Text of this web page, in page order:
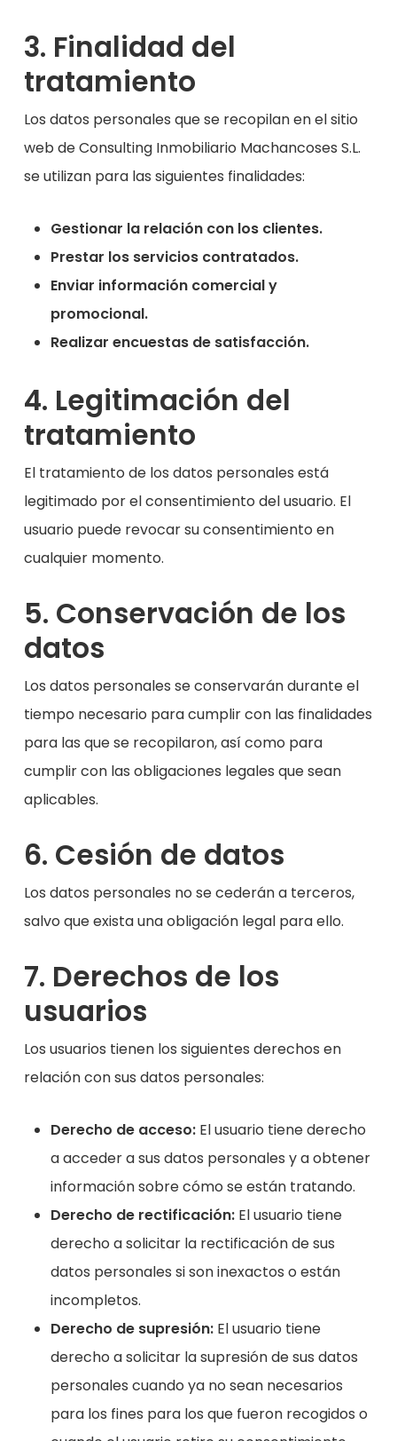
3. Finalidad del
tratamiento
Los datos personales que se recopilan en el sitio
web de Consulting Inmobiliario Machancoses S.L.
se utilizan para las siguientes finalidades:
Gestionar la relación con los clientes.
Prestar los servicios contratados.
Enviar información comercial y
promocional.
Realizar encuestas de satisfacción.
4. Legitimación del
tratamiento
El tratamiento de los datos personales está
legitimado por el consentimiento del usuario. El
usuario puede revocar su consentimiento en
cualquier momento.
5. Conservación de los
datos
Los datos personales se conservarán durante el
tiempo necesario para cumplir con las finalidades
para las que se recopilaron, así como para
cumplir con las obligaciones legales que sean
aplicables.
6. Cesión de datos
Los datos personales no se cederán a terceros,
salvo que exista una obligación legal para ello.
7. Derechos de los
usuarios
Los usuarios tienen los siguientes derechos en
relación con sus datos personales:
Derecho de acceso:El usuario tiene derecho
a acceder a sus datos personales y a obtener
información sobre cómo se están tratando.
Derecho de rectificación:El usuario tiene
derecho a solicitar la rectificación de sus
datos personales si son inexactos o están
incompletos.
Derecho de supresión:El usuario tiene
derecho a solicitar la supresión de sus datos
personales cuando ya no sean necesarios
para los fines para los que fueron recogidos o